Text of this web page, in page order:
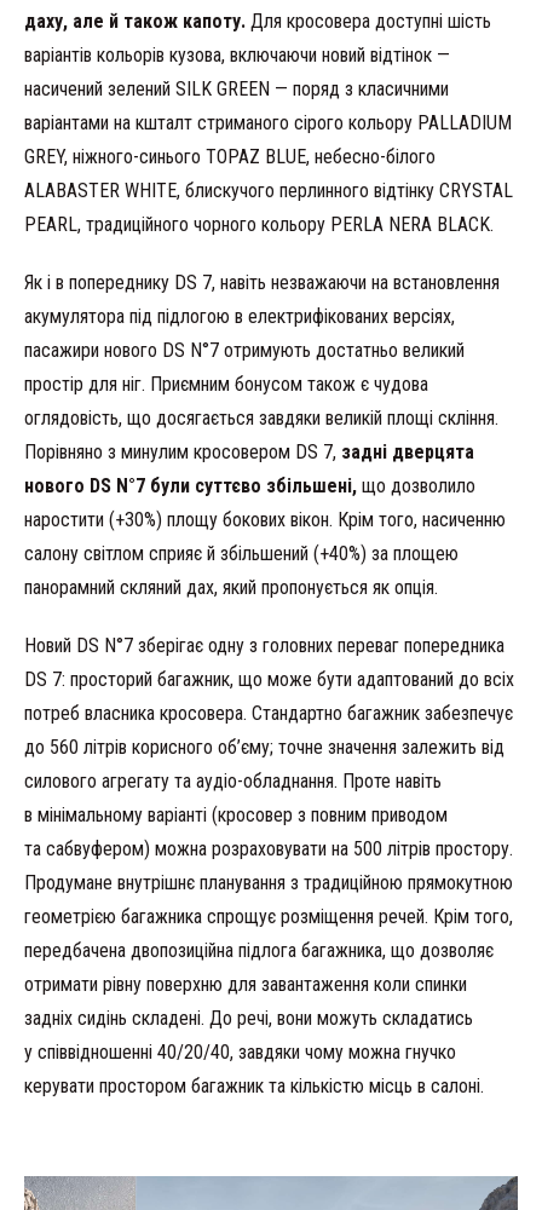
даху, але й також капоту. Для кросовера доступні шість
варіантів кольорів кузова, включаючи новий відтінок —
насичений зелений SILK GREEN — поряд з класичними
варіантами на кшталт стриманого сірого кольору PALLADIUM
GREY, ніжного-синього TOPAZ BLUE, небесно-білого
ALABASTER WHITE, блискучого перлинного відтінку CRYSTAL
PEARL, традиційного чорного кольору PERLA NERA BLACK.
Як і в попереднику DS 7, навіть незважаючи на встановлення
акумулятора під підлогою в електрифікованих версіях,
пасажири нового DS N°7 отримують достатньо великий
простір для ніг. Приємним бонусом також є чудова
оглядовість, що досягається завдяки великій площі скління.
Порівняно з минулим кросовером DS 7, задні дверцята
нового DS N°7 були суттєво збільшені, що дозволило
наростити (+30%) площу бокових вікон. Крім того, насиченню
салону світлом сприяє й збільшений (+40%) за площею
панорамний скляний дах, який пропонується як опція.
Новий DS N°7 зберігає одну з головних переваг попередника
DS 7: просторий багажник, що може бути адаптований до всіх
потреб власника кросовера. Стандартно багажник забезпечує
до 560 літрів корисного об’єму; точне значення залежить від
силового агрегату та аудіо-обладнання. Проте навіть
в мінімальному варіанті (кросовер з повним приводом
та сабвуфером) можна розраховувати на 500 літрів простору.
Продумане внутрішнє планування з традиційною прямокутною
геометрією багажника спрощує розміщення речей. Крім того,
передбачена двопозиційна підлога багажника, що дозволяє
отримати рівну поверхню для завантаження коли спинки
задніх сидінь складені. До речі, вони можуть складатись
у співвідношенні 40/20/40, завдяки чому можна гнучко
керувати простором багажник та кількістю місць в салоні.